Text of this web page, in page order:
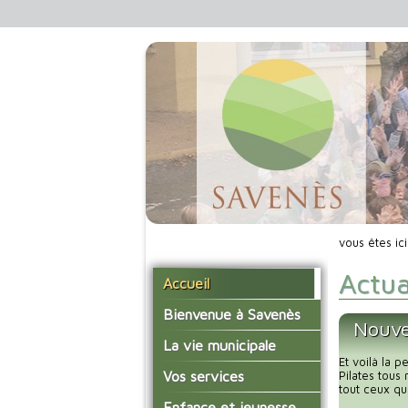
Accueil
Bienvenue à Savenès
Situer Savenès
Savenès en chiffre
L'histoire du village
La vie municipale
Vos élus
Les compte-rendus du
Vos services
La mairie
vous êtes
Et voilà la
Pilates tous
tout ceux